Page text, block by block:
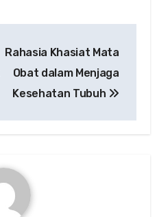
Rahasia Khasiat Mata
Obat dalam Menjaga
Kesehatan Tubuh